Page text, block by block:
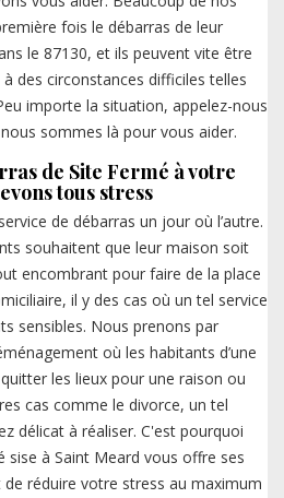
fois le débarras de leur
le 87130, et ils peuvent vite être
des circonstances difficiles telles
importe la situation, appelez-nous
sommes là pour vous aider.
de Site Fermé à votre
tous stress
de débarras un jour où l’autre.
souhaitent que leur maison soit
encombrant pour faire de la place
il y des cas où un tel service
sensibles. Nous prenons par
où les habitants d’une
les lieux pour une raison ou
cas comme le divorce, un tel
délicat à réaliser. C'est pourquoi
sise à Saint Meard vous offre ses
réduire votre stress au maximum